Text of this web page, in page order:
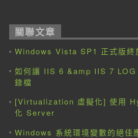
關聯文章
Windows Vista SP1 正式版終
如何讓 IIS 6 &amp IIS 7 LOG
錄檔
[Virtualization 虛擬化] 使用
化 Server
Windows 系統環境變數的絕佳